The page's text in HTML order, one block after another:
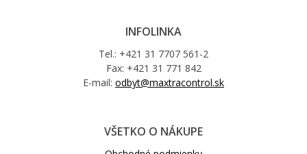
INFOLINKA
Tel.: +421 31 7707 561-2
Fax: +421 31 771 842
E-mail: odbyt@maxtracontrol.sk
VŠETKO O NÁKUPE